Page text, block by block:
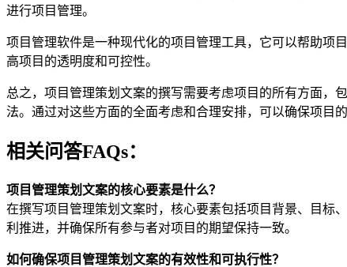
进行项目管理。
项目管理软件是一种现代化的项目管理工具，它可以帮助项
高项目的透明度和可控性。
总之，项目管理策划文案的撰写需要考虑项目的所有方面，
法。通过对这些方面的全面考虑和合理安排，可以确保项目
相关问答FAQs：
项目管理策划文案的核心要素是什么？
在撰写项目管理策划文案时，核心要素包括项目背景、目标
利推进，并确保所有参与者对项目的期望保持一致。
如何确保项目管理策划文案的有效性和可执行性？